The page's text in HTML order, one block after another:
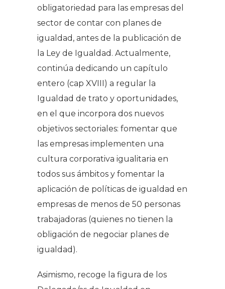
obligatoriedad para las empresas del
sector de contar con planes de
igualdad, antes de la publicación de
la Ley de Igualdad. Actualmente,
continúa dedicando un capítulo
entero (cap XVIII) a regular la
Igualdad de trato y oportunidades,
en el que incorpora dos nuevos
objetivos sectoriales: fomentar que
las empresas implementen una
cultura corporativa igualitaria en
todos sus ámbitos y fomentar la
aplicación de políticas de igualdad en
empresas de menos de 50 personas
trabajadoras (quienes no tienen la
obligación de negociar planes de
igualdad).
Asimismo, recoge la figura de los